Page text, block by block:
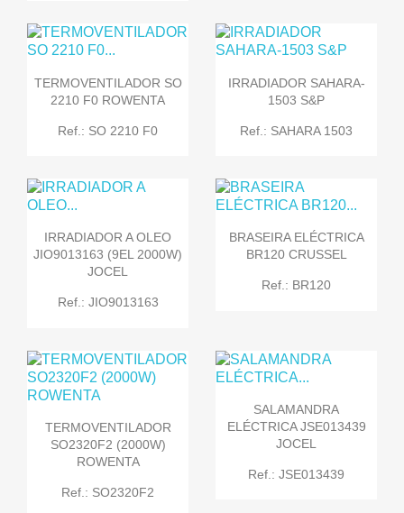
TERMOVENTILADOR SO
2210 F0 ROWENTA
Ref.: SO 2210 F0
IRRADIADOR SAHARA-
1503 S&P
Ref.: SAHARA 1503
IRRADIADOR A OLEO
JIO9013163 (9EL 2000W)
JOCEL
Ref.: JIO9013163
BRASEIRA ELÉCTRICA
BR120 CRUSSEL
Ref.: BR120
TERMOVENTILADOR
SO2320F2 (2000W)
ROWENTA
Ref.: SO2320F2
SALAMANDRA
ELÉCTRICA JSE013439
JOCEL
Ref.: JSE013439